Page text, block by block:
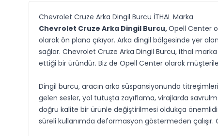
Chevrolet Cruze Arka Dingil Burcu İTHAL Marka
Chevrolet Cruze Arka Dingil Burcu,Opell Center
olarak ön plana çıkıyor. Arka dingil bölgesinde yer
sağlar. Chevrolet Cruze Arka Dingil Burcu, ithal
ettiği bir üründür. Biz de Opell Center olarak
Dingil burcu, aracın arka süspansiyonunda
gelen sesler, yol tutuşta zayıflama, virajlarda
doğru kalite bir ürünle değiştirilmesi oldukça
süreli kullanımda deformasyon göstermeden çalışır.